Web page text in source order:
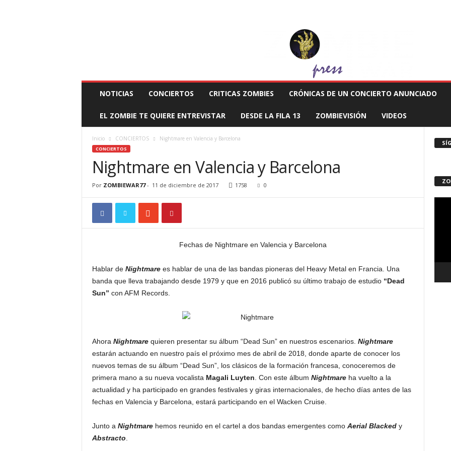
I
NOTICIAS CONCIERTOS CRITICAS ZOMBIES CRÓNICAS DE UN CONCIERTO ANUNCIADO
EL ZOMBIE TE QUIERE ENTREVISTAR DESDE LA FILA 13 ZOMBIEVISIÓN VIDEOS
Inicio CONCIERTOS Nightmare en Valencia y Barcelona
CONCIERTOS
Nightmare en Valencia y Barcelona
Por ZOMBIEWAR77- 11 de diciembre de 2017 1758 0
Fechas de Nightmare en Valencia y Barcelona
Hablar de Nightmarees hablar de una de las bandas pioneras del Heavy Metal en Francia. Una
banda que lleva trabajando desde 1979 y que en 2016 publicó su último trabajo de estudio “Dead
Sun” con AFM Records.
Ahora Nightmarequieren presentar su álbum “Dead Sun” en nuestros escenarios. Nightmare
estarán actuando en nuestro país el próximo mes de abril de 2018, donde aparte de conocer los
nuevos temas de su álbum “Dead Sun”, los clásicos de la formación francesa, conoceremos de
primera mano a su nueva vocalista Magali Luyten . Con este álbum Nightmareha vuelto a la
actualidad y ha participado en grandes festivales y giras internacionales, de hecho días antes de las
fechas en Valencia y Barcelona, estará participando en el Wacken Cruise.
Junto a Nightmarehemos reunido en el cartel a dos bandas emergentes como Aerial Blackedy
Abstracto